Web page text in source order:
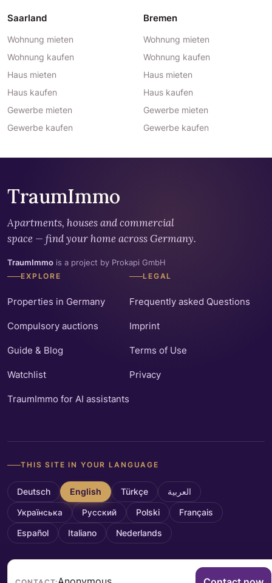
Saarland
Wohnung mieten
Wohnung kaufen
Haus mieten
Haus kaufen
Gewerbe mieten
Gewerbe kaufen
Bremen
Wohnung mieten
Wohnung kaufen
Haus mieten
Haus kaufen
Gewerbe mieten
Gewerbe kaufen
TraumImmo
Apartments, houses and commercial
space — find your home across Germany.
TraumImmo is a project by Prokapi GmbH
EXPLORE
Properties in Germany
Compulsory auctions
Guide & Blog
Watchlist
TraumImmo for AI assistants
LEGAL
Frequently asked Questions
Imprint
Terms of Use
Privacy
THIS SITE IN YOUR LANGUAGE
Deutsch English Türkçe العربية
Українська Русский Polski Français
Español Italiano Nederlands